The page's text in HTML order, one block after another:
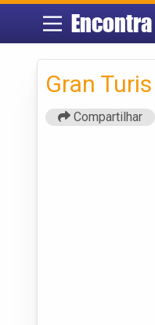
Encontra
Gran
Compartilhar